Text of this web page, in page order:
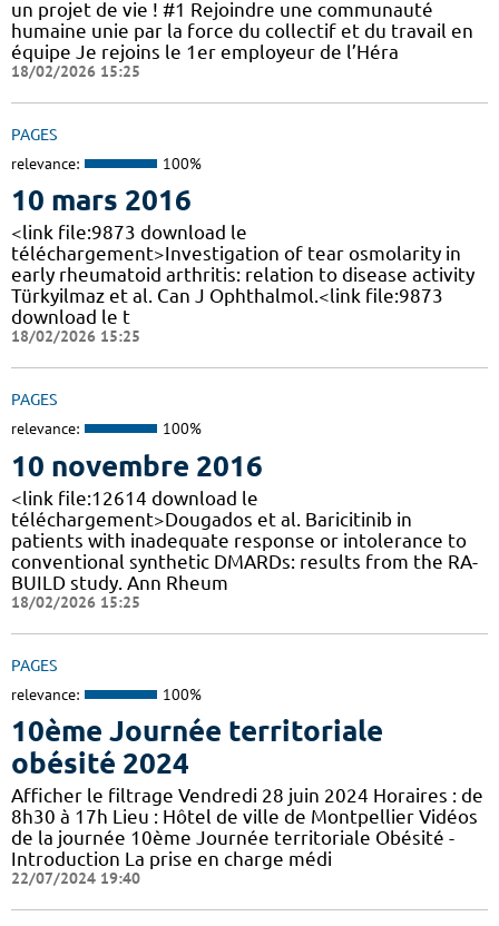
un projet de vie ! #1 Rejoindre une communauté
humaine unie par la force du collectif et du travail en
équipe Je rejoins le 1er employeur de l’Héra
18/02/2026 15:25
PAGES
relevance: 100%
10 mars 2016
<link file:9873 download le
téléchargement>Investigation of tear osmolarity in
early rheumatoid arthritis: relation to disease activity
Türkyilmaz et al. Can J Ophthalmol.<link file:9873
download le t
18/02/2026 15:25
PAGES
relevance: 100%
10 novembre 2016
<link file:12614 download le
téléchargement>Dougados et al. Baricitinib in
patients with inadequate response or intolerance to
conventional synthetic DMARDs: results from the RA-
BUILD study. Ann Rheum
18/02/2026 15:25
PAGES
relevance: 100%
10ème Journée territoriale
obésité 2024
Afficher le filtrage Vendredi 28 juin 2024 Horaires : de
8h30 à 17h Lieu : Hôtel de ville de Montpellier Vidéos
de la journée 10ème Journée territoriale Obésité -
Introduction La prise en charge médi
22/07/2024 19:40